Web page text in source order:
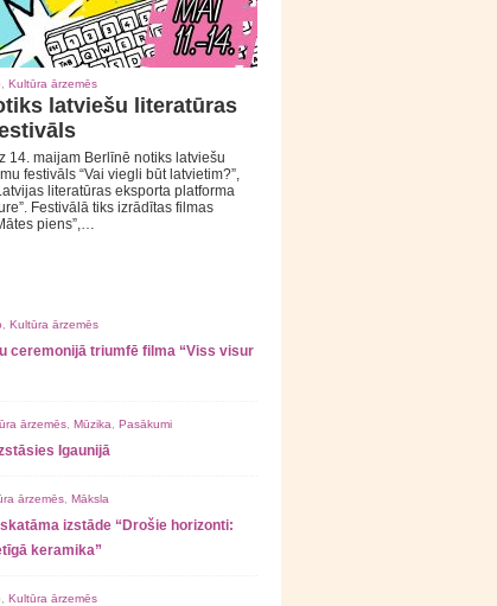
Kultūra ārzemēs
latviešu literatūras
14. maijam Berlīnē notiks latviešu
festivāls “Vai viegli būt latvietim?”,
literatūras eksporta platforma
Festivālā tiks izrādītas filmas
piens”,…
Kultūra ārzemēs
ceremonijā triumfē filma “Viss visur
ārzemēs Mūzika Pasākumi
Igaunijā
ārzemēs Māksla
izstāde “Drošie horizonti:
keramika”
Kultūra ārzemēs